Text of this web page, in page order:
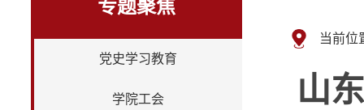
专题聚焦
党史学习教育
学院工会
当前位
山